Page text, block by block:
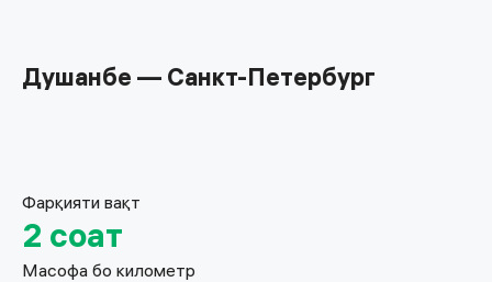
Душанбе — Санкт-Петербург
Фарқияти вақт
2 соат
Масофа бо километр